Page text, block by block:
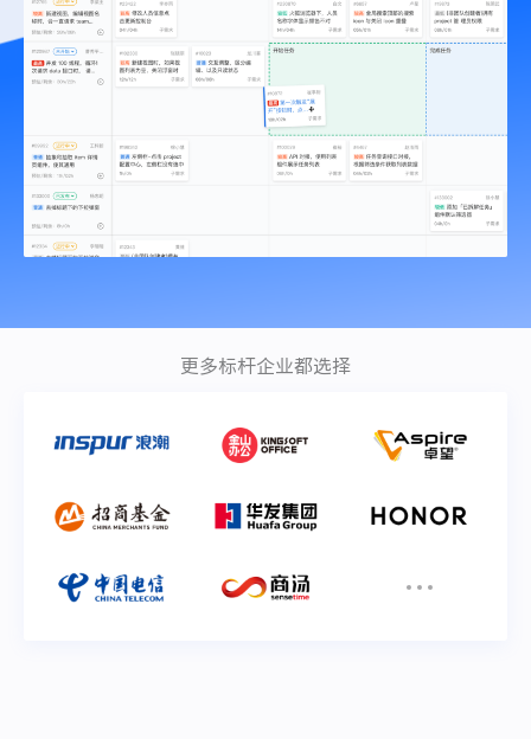
敏捷研发管理
瀑布项目管理
测试管理
资源和工时管理
服务台和工单管理
IPD 研发管理
更多标杆企业都选择